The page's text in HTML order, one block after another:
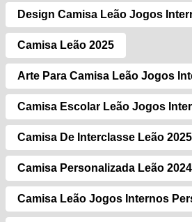
Design Camisa Leão Jogos
Camisa Leão 2025
Arte Para Camisa Leão Jogos
Camisa Escolar Leão Jogos
Camisa De Interclasse Leão 2025
Camisa Personalizada Leão 2024
Camisa Leão Jogos Internos